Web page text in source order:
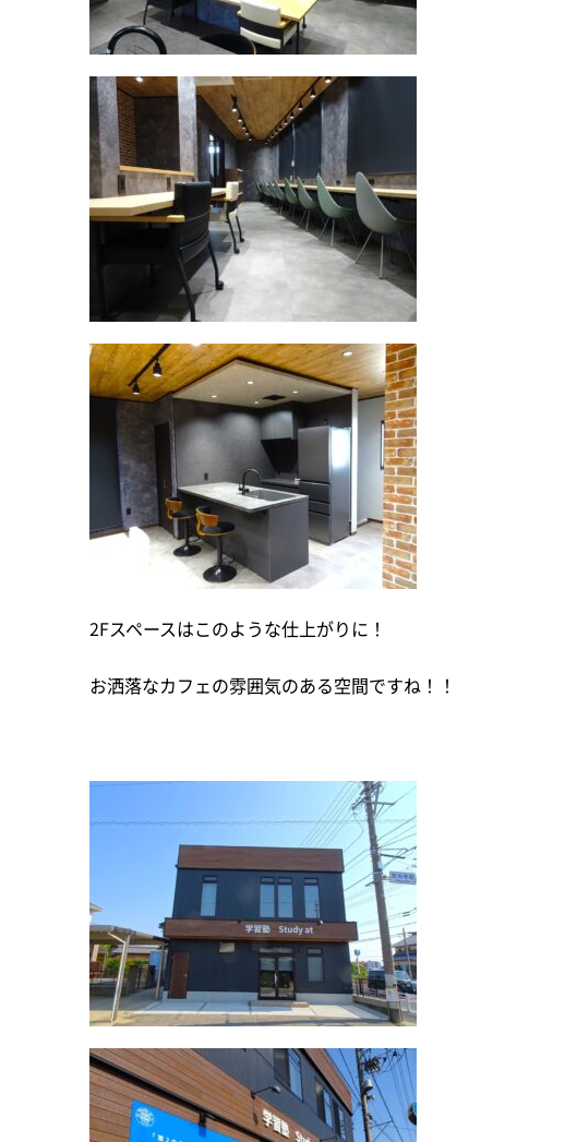
2Fスペースはこのような仕上がりに！
お洒落なカフェの雰囲気のある空間ですね！！